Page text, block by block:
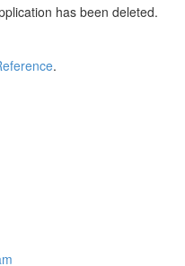
has been deleted.
.